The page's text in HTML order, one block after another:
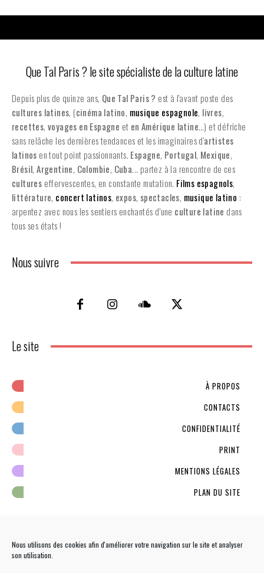
Nous utilisons des cookies afin d'améliorer votre navigation sur le site et analyser
son utilisation.
Que Tal Paris ? le site spécialiste de la culture latine
Depuis plus de quinze ans, Que Tal Paris ? est à l'avant poste des
cultures latines, (cinéma latino, musique espagnole, livres,
recettes,voyages en Espagne et en Amérique latine…) et défriche
sans relâche les dernières tendances et les imaginaires d'artistes
latinos en tout point passionnants. Espagne, Portugal, Mexique,
Brésil,Argentine, Colombie, Cuba... partez à la rencontre de ces
cultures effervescentes, en constante mutation. Films espagnols,
littérature, concert latinos, expos, spectacles, musique latino :
arpentez avec nous les sentiers enchantés d’une culture latine dans
tous ses états !
Nous suivre
Le site
À PROPOS
CONTACTS
CONFIDENTIALITÉ
PRINT
MENTIONS LÉGALES
PLAN DU SITE
NEWSLETTER